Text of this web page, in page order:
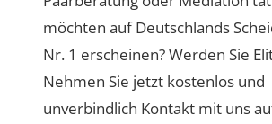
möchten auf Deutschlands
Nr. 1 erscheinen? Werden Sie
Nehmen Sie jetzt kostenlos und
unverbindlich Kontakt mit uns